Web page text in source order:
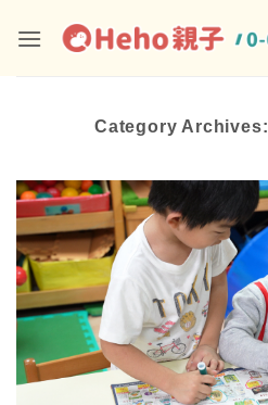
Category Archives: